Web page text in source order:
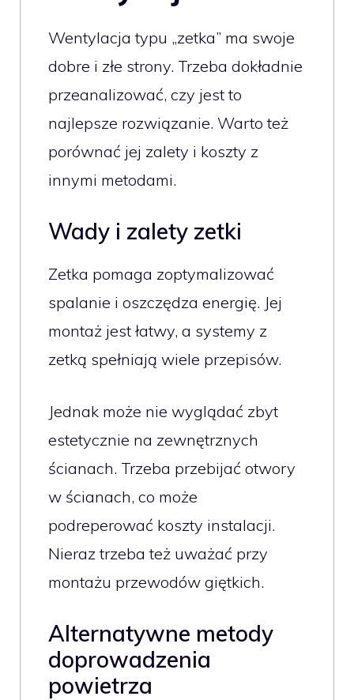
Wentylacja typu „zetka” ma swoje
dobre i złe strony. Trzeba dokładnie
przeanalizować, czy jest to
najlepsze rozwiązanie. Warto też
porównać jej zalety i koszty z
innymi metodami.
Wady i zalety zetki
Zetka pomaga zoptymalizować
spalanie i oszczędza energię. Jej
montaż jest łatwy, a systemy z
zetką spełniają wiele przepisów.
Jednak może nie wyglądać zbyt
estetycznie na zewnętrznych
ścianach. Trzeba przebijać otwory
w ścianach, co może
podreperować koszty instalacji.
Nieraz trzeba też uważać przy
montażu przewodów giętkich.
Alternatywne metody
doprowadzenia
powietrza